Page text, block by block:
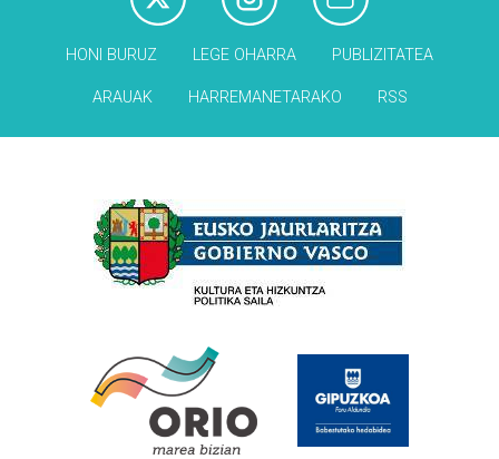
HONI BURUZ LEGE OHARRA PUBLIZITATEA
ARAUAK HARREMANETARAKO RSS